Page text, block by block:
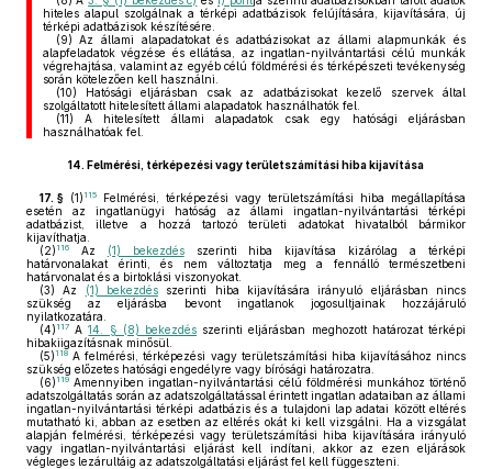
hiteles alapul szolgálnak a térképi adatbázisok felújítására, kijavítására, új
térképi adatbázisok készítésére.
(9) Az állami alapadatokat és adatbázisokat az állami alapmunkák és
alapfeladatok végzése és ellátása, az ingatlan-nyilvántartási célú munkák
végrehajtása, valamint az egyéb célú földmérési és térképészeti tevékenység
során kötelezően kell használni.
(10) Hatósági eljárásban csak az adatbázisokat kezelő szervek által
szolgáltatott hitelesített állami alapadatok használhatók fel.
(11) A hitelesített állami alapadatok csak egy hatósági eljárásban
használhatóak fel.
14. Felmérési, térképezési vagy területszámítási hiba kijavítása
17. § (1) 115
Felmérési, térképezési vagy területszámítási hiba megállapítása
esetén az ingatlanügyi hatóság az állami ingatlan-nyilvántartási térképi
adatbázist, illetve a hozzá tartozó területi adatokat hivatalból bármikor
kijavíthatja.
(2) 116 Az (1) bekezdésszerinti hiba kijavítása kizárólag a térképi
határvonalakat érinti, és nem változtatja meg a fennálló természetbeni
határvonalat és a birtoklási viszonyokat.
(3) Az (1) bekezdés szerinti hiba kijavítására irányuló eljárásban nincs
szükség az eljárásba bevont ingatlanok jogosultjainak hozzájáruló
nyilatkozatára.
(4) 117 A14. § (8) bekezdés szerinti eljárásban meghozott határozat térképi
hibakiigazításnak minősül.
(5) 118 A felmérési, térképezési vagy területszámítási hiba kijavításához nincs
szükség előzetes hatósági engedélyre vagy bírósági határozatra.
(6) 119 Amennyiben ingatlan-nyilvántartási célú földmérési munkához történő
adatszolgáltatás során az adatszolgáltatással érintett ingatlan adataiban az állami
ingatlan-nyilvántartási térképi adatbázis és a tulajdoni lap adatai között eltérés
mutatható ki, abban az esetben az eltérés okát ki kell vizsgálni. Ha a vizsgálat
alapján felmérési, térképezési vagy területszámítási hiba kijavítására irányuló
vagy ingatlan-nyilvántartási eljárást kell indítani, akkor az ezen eljárások
végleges lezárultáig az adatszolgáltatási eljárást fel kell függeszteni.